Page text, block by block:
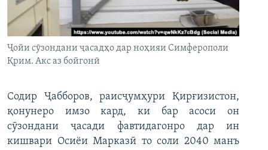
Ҷойи сӯзондани ҷасадҳо дар ноҳияи Симферополи
Қрим. Акс аз бойгонӣ
Содир Ҷабборов, раисҷумҳури Қирғизистон,
қонунеро имзо кард, ки бар асоси он
сӯзондани ҷасади фавтидагонро дар ин
кишвари Осиёи Марказӣ то соли 2040 манъ